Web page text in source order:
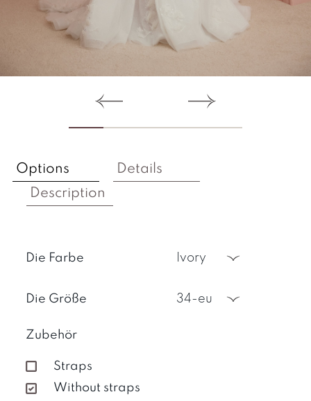
Options
Details
Description
Die Farbe ivory
Die Größe 34-eu
Zubehör
Straps
Without straps